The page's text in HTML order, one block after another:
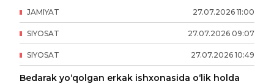
27.07.2026 11:00
JAMIYAT
27.07.2026 09:07
SIYOSAT
27.07.2026 10:49
SIYOSAT
Bedarak yo‘qolgan erkak ishxonasida o‘lik holda